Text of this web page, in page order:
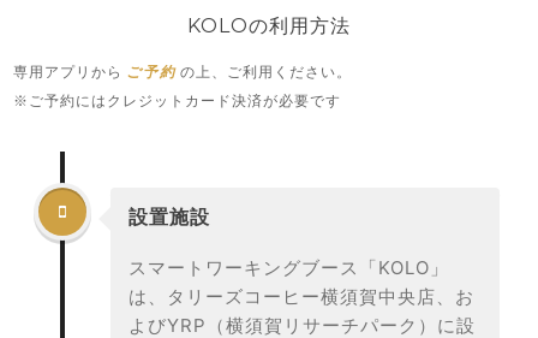
KOLOの利用方法
専用アプリから ご予約 の上、ご利用ください。
※ご予約にはクレジットカード決済が必要です
 設置施設
スマートワーキングブース「KOLO」
は、タリーズコーヒー横須賀中央店、お
よびYRP（横須賀リサーチパーク）に設